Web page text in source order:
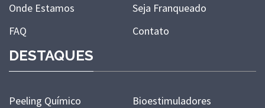
Onde Estamos
Seja Franqueado
FAQ
Contato
DESTAQUES
Peeling Químico
Bioestimuladores